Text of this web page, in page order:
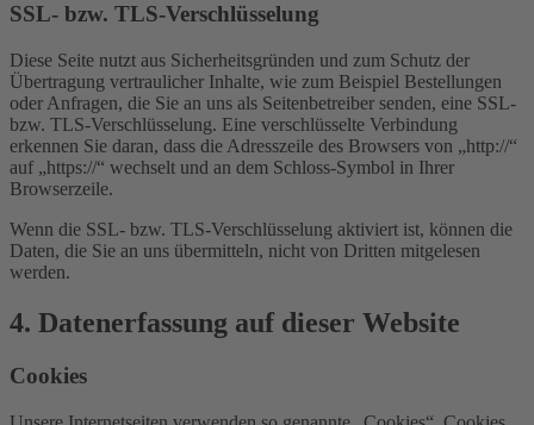
SSL- bzw. TLS-Verschlüsselung
Diese Seite nutzt aus Sicherheitsgründen und zum Schutz der
Übertragung vertraulicher Inhalte, wie zum Beispiel Bestellungen
oder Anfragen, die Sie an uns als Seitenbetreiber senden, eine SSL-
bzw. TLS-Verschlüsselung. Eine verschlüsselte Verbindung
erkennen Sie daran, dass die Adresszeile des Browsers von „http://“
auf „https://“ wechselt und an dem Schloss-Symbol in Ihrer
Browserzeile.
Wenn die SSL- bzw. TLS-Verschlüsselung aktiviert ist, können die
Daten, die Sie an uns übermitteln, nicht von Dritten mitgelesen
werden.
4. Datenerfassung auf dieser Website
Cookies